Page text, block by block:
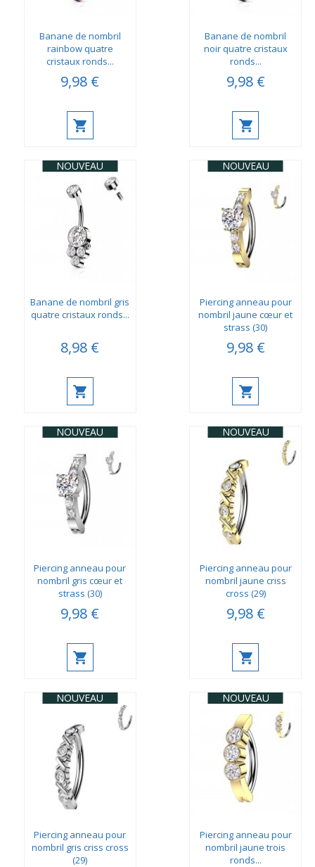
Banane de nombril
rainbow quatre
cristaux ronds...
9,98 €
Banane de nombril
noir quatre cristaux
ronds...
9,98 €
NOUVEAU
Banane de nombril gris
quatre cristaux ronds...
8,98 €
NOUVEAU
Piercing anneau pour
nombril jaune cœur et
strass (30)
9,98 €
NOUVEAU
Piercing anneau pour
nombril gris cœur et
strass (30)
9,98 €
NOUVEAU
Piercing anneau pour
nombril jaune criss
cross (29)
9,98 €
NOUVEAU
Piercing anneau pour
nombril gris criss cross
(29)
NOUVEAU
Piercing anneau pour
nombril jaune trois
ronds...